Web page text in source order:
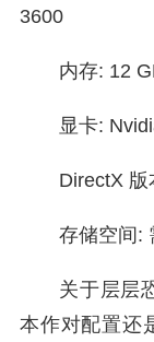
3600
内存: 12
显卡:
DirectX 版
存储空间:
关于层层
本作对配置还